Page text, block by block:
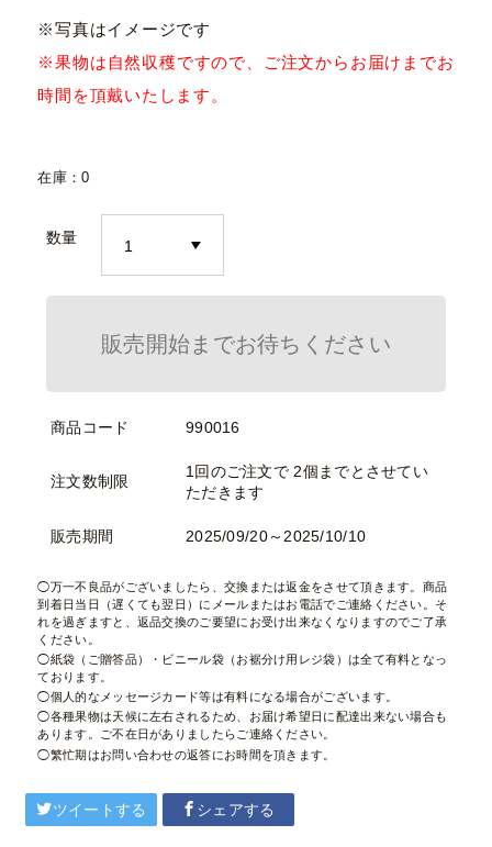
※写真はイメージです
※果物は自然収穫ですので、ご注文からお届けまでお
時間を頂戴いたします。
在庫：0
数量
販売開始までお待ちください
商品コード 990016
注文数制限
1回のご注文で 2個までとさせてい
ただきます
販売期間 2025/09/20～2025/10/10
万一不良品がございましたら、交換または返金をさせて頂きます。商品
到着日当日（遅くても翌日）にメールまたはお電話でご連絡ください。そ
れを過ぎますと、返品交換のご要望にお受け出来なくなりますのでご了承
ください。
紙袋（ご贈答品）・ビニール袋（お裾分け用レジ袋）は全て有料となっ
ております。
個人的なメッセージカード等は有料になる場合がございます。
各種果物は天候に左右されるため、お届け希望日に配達出来ない場合も
あります。ご不在日がありましたらご連絡ください。
繁忙期はお問い合わせの返答にお時間を頂きます。
ツイートする シェアする